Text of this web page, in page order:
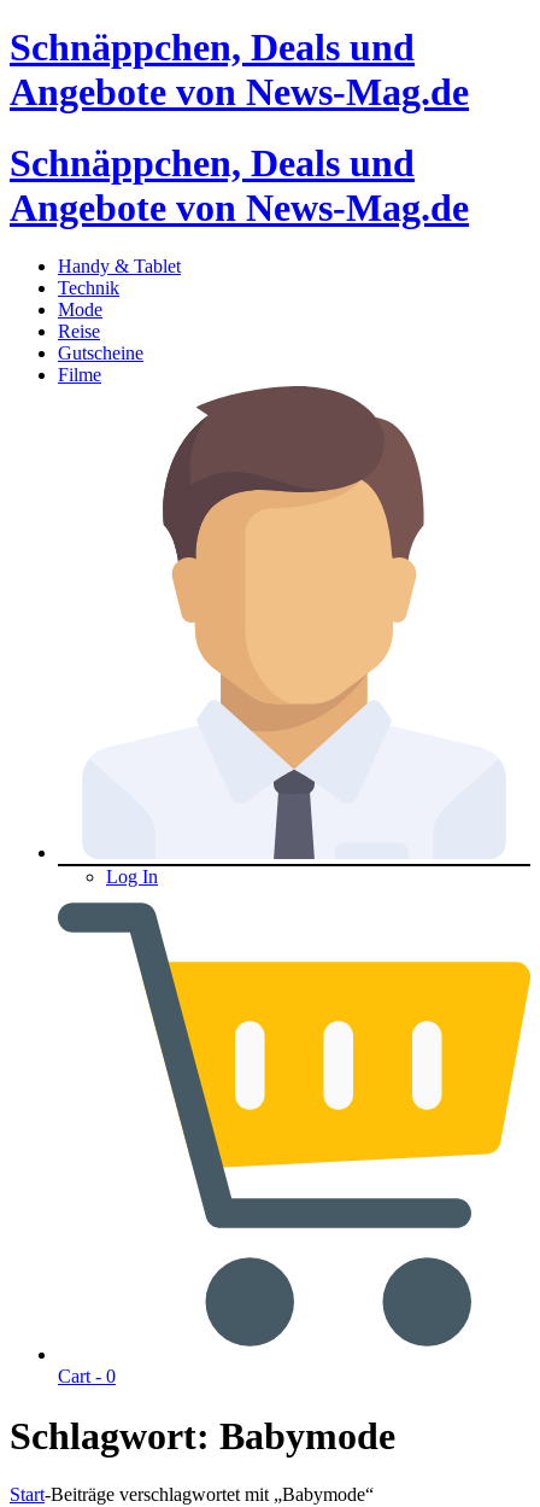
Schnäppchen, Deals und
Angebote von News-Mag.de
Schnäppchen, Deals und
Angebote von News-Mag.de
Handy & Tablet
Technik
Mode
Reise
Gutscheine
Filme
Log In
Cart - 0
Schlagwort: Babymode
Start-Beiträge verschlagwortet mit „Babymode“